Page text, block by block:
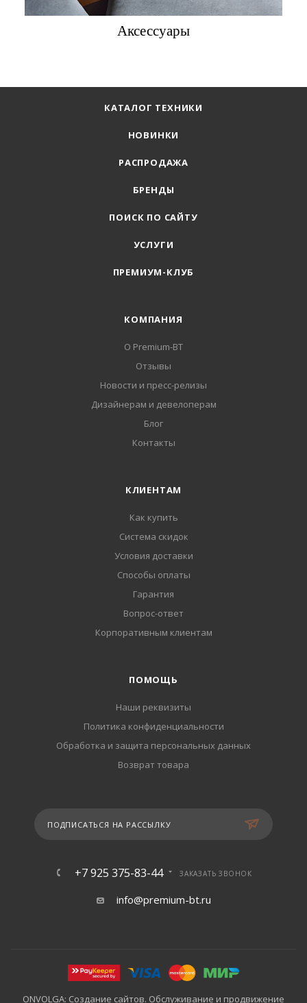
Аксессуары
КАТАЛОГ ТЕХНИКИ
НОВИНКИ
РАСПРОДАЖА
БРЕНДЫ
ПОИСК ПО САЙТУ
УСЛУГИ
ПРЕМИУМ-КЛУБ
КОМПАНИЯ
О Premium-BT
Отзывы
Новости и пресс-релизы
Дизайнерам и девелоперам
Блог
Контакты
КЛИЕНТАМ
Как купить
Система скидок
Условия доставки
Способы оплаты
Гарантия
Вопрос-ответ
Корпоративным клиентам
ПОМОЩЬ
Наши реквизиты
Политика конфиденциальности
Обработка и защита персональных данных
Возврат товара
ПОДПИСАТЬСЯ НА РАССЫЛКУ
+7 925 375-83-44 ЗАКАЗАТЬ ЗВОНОК
info@premium-bt.ru
ONVOLGA: Создание сайтов. Обслуживание и продвижение